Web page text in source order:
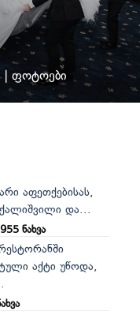
| ფოტოები
აფეთქებისას,
და...
ნახვა
აქტი უწოდა,